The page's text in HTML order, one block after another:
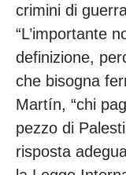
crimini di
“L’importante
definizione,
che bisogna
Martín, “chi
pezzo di
risposta